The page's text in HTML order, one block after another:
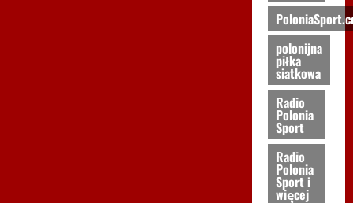
polonijna
piłka
siatkowa
Radio
Polonia
Sport
Radio
Polonia
Sport i
więcej